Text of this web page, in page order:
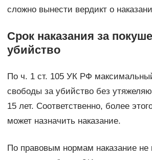
сложно вынести вердикт о
Срок наказания за
убийство
По ч. 1 ст. 105 УК РФ
свободы за убийство без
15 лет. Соответственно, более
может назначить наказание.
По правовым нормам наказание не